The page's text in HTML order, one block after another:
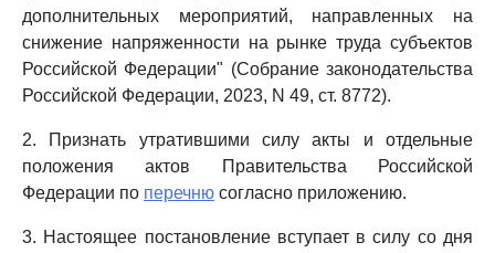
дополнительных мероприятий, направленных на
снижение напряженности на рынке труда субъектов
Российской Федерации" (Собрание законодательства
Российской Федерации, 2023, N 49, ст. 8772).
2. Признать утратившими силу акты и отдельные
положения актов Правительства Российской
Федерации по перечню согласно приложению.
3. Настоящее постановление вступает в силу со дня